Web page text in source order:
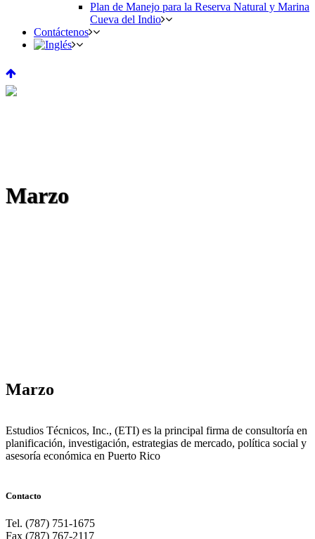
Plan de Manejo para la Reserva Natural y Marina
Cueva del Indio
Contáctenos
Marzo
Marzo
Estudios Técnicos, Inc., (ETI) es la principal firma de consultoría en
planificación, investigación, estrategias de mercado, política social y
asesoría económica en Puerto Rico
Contacto
Tel. (787) 751-1675
Fax (787) 767-2117